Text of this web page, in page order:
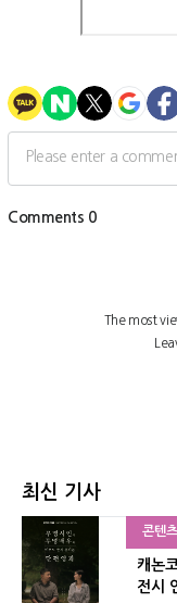
최신 기사
콘텐츠
캐논
전시